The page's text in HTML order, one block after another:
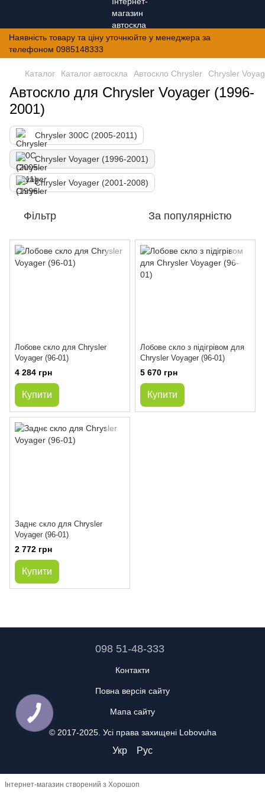
Наявність товару та ціну уточнюйте у менеджера за
телефоном 0985148333
Каталог Каталог автоскла Автоскло Chrysler Chrysler
Автоскло для Chrysler Voyager (1996-
2001)
Chrysler 300C (2005-2011)
Chrysler Voyager (1996-2001)
Chrysler Voyager (2001-2008)
Фільтр За популярністю
Лобове скло для Chrysler
Voyager (96-01)
4 284 грн
Купити
Лобове скло з підігрівом для
Chrysler Voyager (96-01)
5 670 грн
Купити
Заднє скло для Chrysler
Voyager (96-01)
2 772 грн
Купити
098 51-48-333
Контакти
Повна версія сайту
Мапа сайту
© 2017-2025. Усі права захищені Lobovuha
Укр Рус
Інтернет-магазин створений з Хорошоп